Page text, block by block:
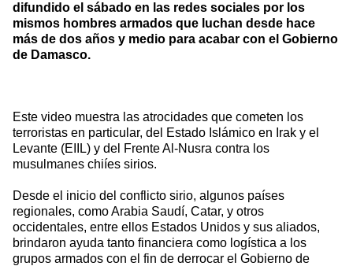
difundido el sábado en las redes sociales por los
mismos hombres armados que luchan desde hace
más de dos años y medio para acabar con el Gobierno
de Damasco.
Este video muestra las atrocidades que cometen los
terroristas en particular, del Estado Islámico en Irak y el
Levante (EIIL) y del Frente Al-Nusra contra los
musulmanes chiíes sirios.
Desde el inicio del conflicto sirio, algunos países
regionales, como Arabia Saudí, Catar, y otros
occidentales, entre ellos Estados Unidos y sus aliados,
brindaron ayuda tanto financiera como logística a los
grupos armados con el fin de derrocar el Gobierno de